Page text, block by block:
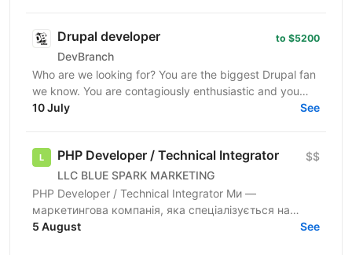
Drupal developer
DevBranch
to $5200
Who are we looking for? You are the biggest Drupal fan
we know. You are contagiously enthusiastic and you
never stop learning. You already have experience...
10 July See
PHP Developer / Technical Integrator
LLC BLUE SPARK MARKETING
$$
PHP Developer / Technical Integrator Ми —
маркетингова компанія, яка спеціалізується на
запуску, масштабуванні та автоматизації рекламних
5 August See